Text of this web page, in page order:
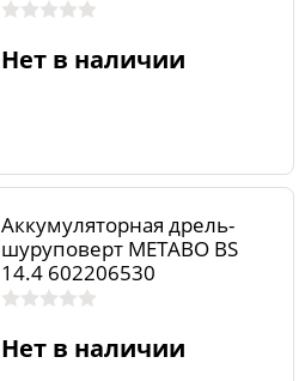
Нет в наличии
Аккумуляторная дрель-
шуруповерт METABO BS
14.4 602206530
Нет в наличии